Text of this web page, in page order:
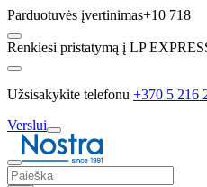
Parduotuvės įvertinimas+10 718
Renkiesi pristatymą į LP
Užsisakykite telefonu +370 5 216
Verslui